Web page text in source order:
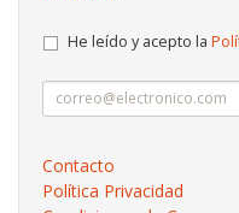
He leído y acepto la
Contacto
Política Privacidad